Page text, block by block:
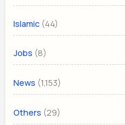
Islamic (44)
Jobs (8)
News (1,153)
Others (29)